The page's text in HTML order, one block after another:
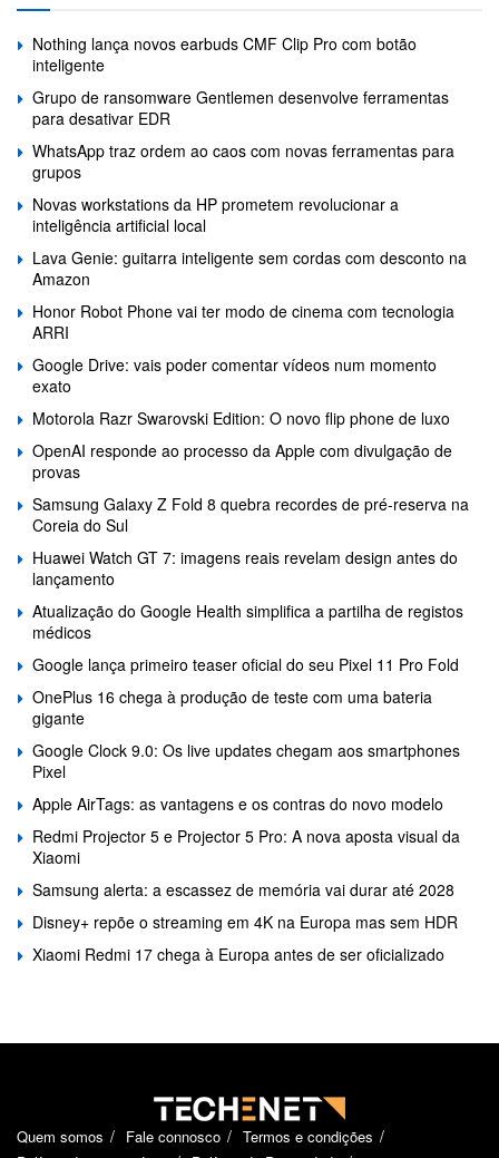
Nothing lança novos earbuds CMF Clip Pro com botão
inteligente
Grupo de ransomware Gentlemen desenvolve ferramentas
para desativar EDR
WhatsApp traz ordem ao caos com novas ferramentas para
grupos
Novas workstations da HP prometem revolucionar a
inteligência artificial local
Lava Genie: guitarra inteligente sem cordas com desconto na
Amazon
Honor Robot Phone vai ter modo de cinema com tecnologia
ARRI
Google Drive: vais poder comentar vídeos num momento
exato
Motorola Razr Swarovski Edition: O novo flip phone de luxo
OpenAI responde ao processo da Apple com divulgação de
provas
Samsung Galaxy Z Fold 8 quebra recordes de pré-reserva na
Coreia do Sul
Huawei Watch GT 7: imagens reais revelam design antes do
lançamento
Atualização do Google Health simplifica a partilha de registos
médicos
Google lança primeiro teaser oficial do seu Pixel 11 Pro Fold
OnePlus 16 chega à produção de teste com uma bateria
gigante
Google Clock 9.0: Os live updates chegam aos smartphones
Pixel
Apple AirTags: as vantagens e os contras do novo modelo
Redmi Projector 5 e Projector 5 Pro: A nova aposta visual da
Xiaomi
Samsung alerta: a escassez de memória vai durar até 2028
Disney+ repõe o streaming em 4K na Europa mas sem HDR
Xiaomi Redmi 17 chega à Europa antes de ser oficializado
Quem somos Fale connosco
Termos e condições